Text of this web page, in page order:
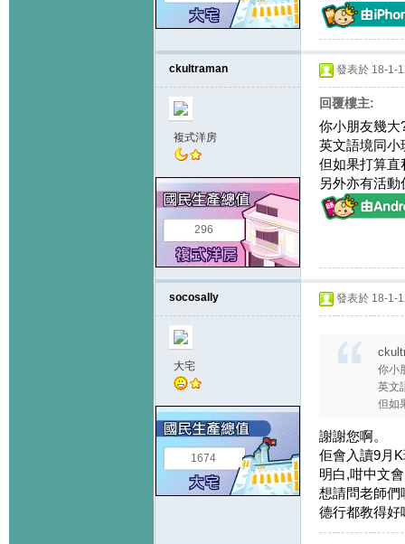
ckultraman
複式洋房
296
發表於 18-1-
回覆樓主:
你小朋友幾大
英文語境同小
但如果打算直
另外亦有活
socosally
大宅
1674
發表於 18-1-
你小
英文
但如
謝謝您啊。
佢會入讀9月
明白,咁中文
想請問老師們
德行都教得好